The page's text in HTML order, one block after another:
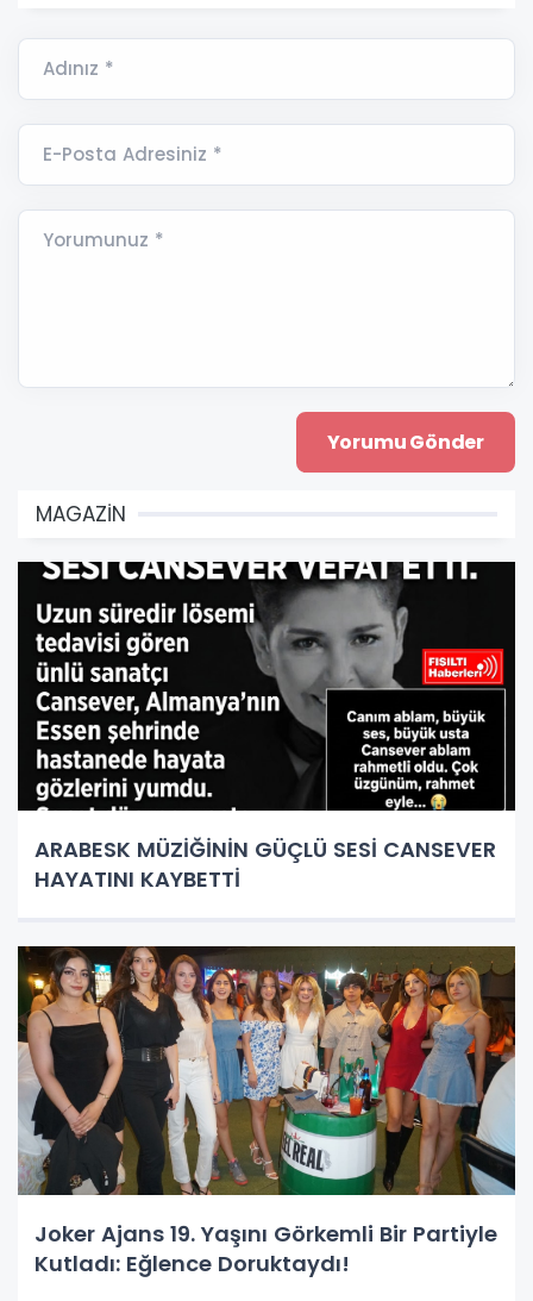
Adınız *
E-Posta Adresiniz *
Yorumunuz *
MAGAZİN
ARABESK MÜZİĞİNİN GÜÇLÜ SESİ CANSEVER
HAYATINI KAYBETTİ
Joker Ajans 19. Yaşını Görkemli Bir Partiyle
Kutladı: Eğlence Doruktaydı!